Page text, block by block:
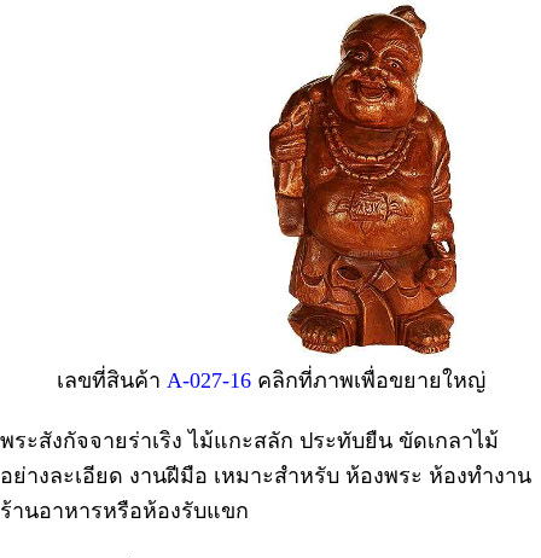
เลขที่สินค้า A-027-16คลิกที่ภาพเพื่อขยายใหญ่
พระสังกัจจายร่าเริง ไม้แกะสลัก ประทับยืน ขัดเกลาไม้
อย่างละเอียด งานฝีมือ เหมาะสำหรับ ห้องพระ ห้องทำงาน
ร้านอาหารหรือห้องรับแขก